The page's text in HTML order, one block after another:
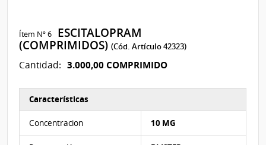
Ítem Nº 6
ESCITALOPRAM
(COMPRIMIDOS)(Cód. Artículo 42323)
Cantidad: 3.000,00 COMPRIMIDO
Características
Concentracion 10 MG